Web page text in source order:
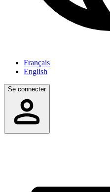
Français
English
Se connecter